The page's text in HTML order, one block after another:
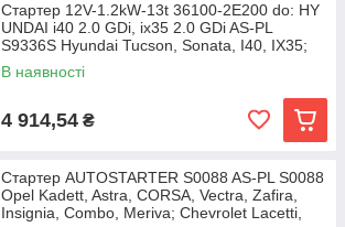
Стартер 12V-1.2kW-13t 36100-2E200 do: HY
UNDAI i40 2.0 GDi, ix35 2.0 GDi AS-PL
S9336S Hyundai Tucson, Sonata, I40, IX35;
KIA
В наявності
4 914,54 ₴
Стартер AUTOSTARTER S0088 AS-PL S0088
Opel Kadett, Astra, CORSA, Vectra, Zafira,
Insignia, Combo, Meriva; Chevrolet Lacetti,